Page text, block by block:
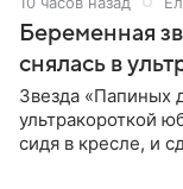
Беременная
снялась в
Звезда «Папиных
ультракороткой
сидя в кресле, и